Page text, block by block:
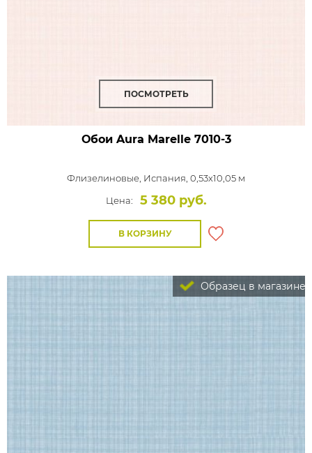
ПОСМОТРЕТЬ
Обои Aura Marelle7010-3
Флизелиновые, Испания, 0,53x10,05 м
Цена:
5 380 руб.
В КОРЗИНУ
Образец в магазине